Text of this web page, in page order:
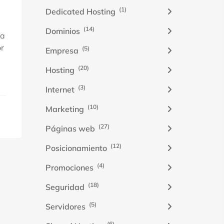
Dedicated Hosting (1)
Dominios (14)
Empresa (5)
Hosting (20)
Internet (3)
Marketing (10)
Páginas web (27)
Posicionamiento (12)
Promociones (4)
Seguridad (18)
Servidores (5)